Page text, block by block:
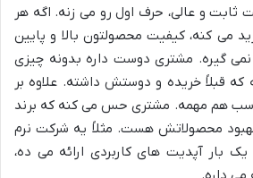
و عالی، حرف اول رو می زنه. اگه هر
می کنه، کیفیت محصولتون بالا و پایین
گیره. مشتری دوست داره بدونه چیزی
قبلاً خریده و دوستش داشته. علاوه بر
هم مهمه. مشتری حس می کنه که برند
محصولاتش هست. مثلاً یه شرکت نرم
بار آپدیت های کاربردی ارائه می ده،